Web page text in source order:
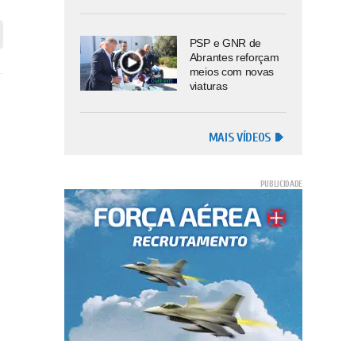
PSP e GNR de
Abrantes reforçam
meios com novas
viaturas
MAIS VÍDEOS